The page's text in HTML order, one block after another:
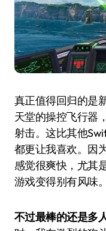
真正值得回归的是
天堂的操控飞行器
射击。这比其他
都更让我喜欢。因
感觉很爽快，尤其
游戏变得别有风味。
不过最棒的还是多